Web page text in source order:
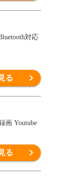
対応
る
画 Youtube
る